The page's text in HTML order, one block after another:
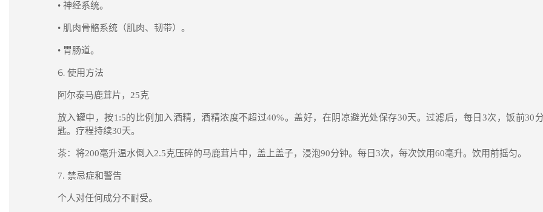
• 神经系统。
• 肌肉骨骼系统（肌肉、韧带）。
• 胃肠道。
6. 使用方法
阿尔泰马鹿茸片， 25克
放入罐中，按1:5的比例加入酒精，酒精浓度不超过40%。盖好，在阴凉避光处保存30天。过滤后，每日 3次，饭前30
匙。疗程持续30天。
茶：将200毫升温水倒入2.5克压碎的马鹿茸片中，盖上盖子，浸泡90分钟。每日3次，每次饮用60毫升。饮用前摇匀。
7. 禁忌症和警告
个人对任何成分不耐受。